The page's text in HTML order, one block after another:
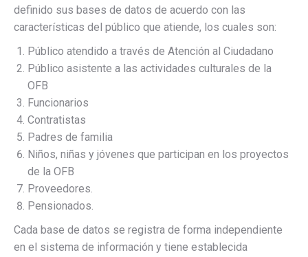
definido sus bases de datos de acuerdo con las
características del público que atiende, los cuales son:
Público atendido a través de Atención al Ciudadano
Público asistente a las actividades culturales de la
OFB
Funcionarios
Contratistas
Padres de familia
Niños, niñas y jóvenes que participan en los proyectos
de la OFB
Proveedores.
Pensionados.
Cada base de datos se registra de forma independiente
en el sistema de información y tiene establecida